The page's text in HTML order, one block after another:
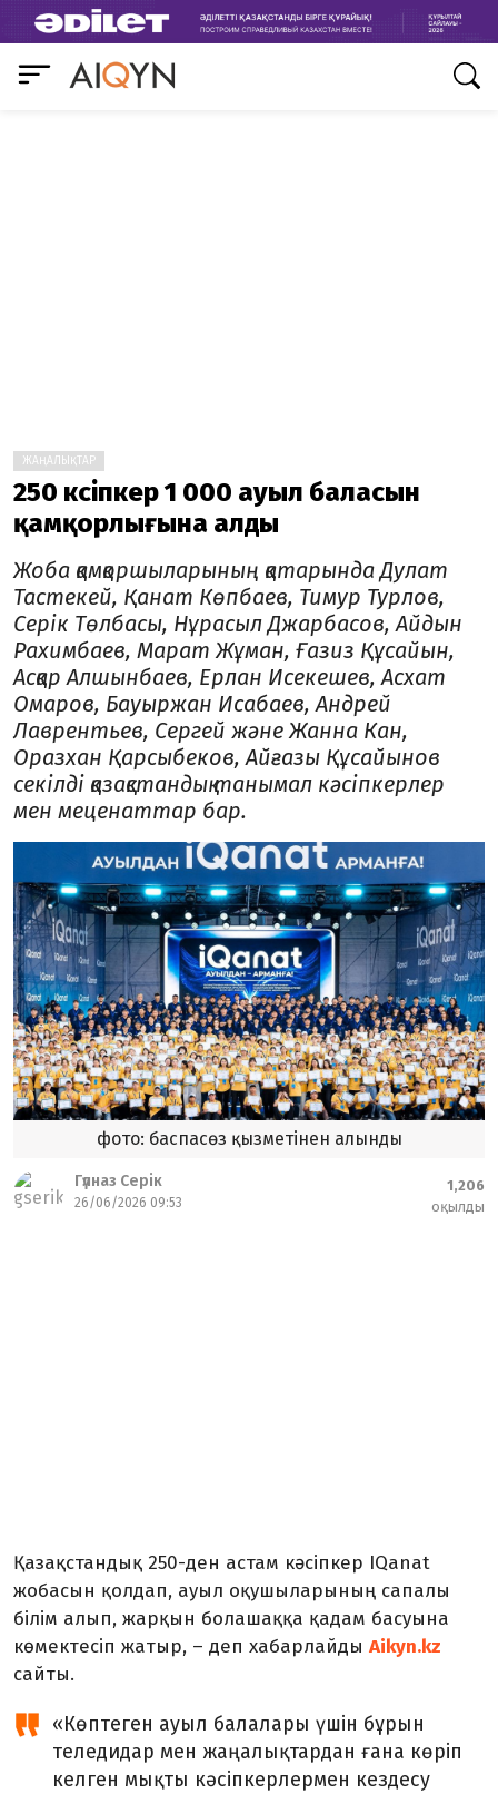
ЖАҢАЛЫҚТАР
250 кәсіпкер 1 000 ауыл баласын
қамқорлығына алды
Жоба қамқоршыларының қатарында Дулат
Тастекей, Қанат Көпбаев, Тимур Турлов,
Серік Төлбасы, Нұрасыл Джарбасов, Айдын
Рахимбаев, Марат Жұман, Ғазиз Құсайын,
Асқар Алшынбаев, Ерлан Исекешев, Асхат
Омаров, Бауыржан Исабаев, Андрей
Лаврентьев, Сергей және Жанна Кан,
Оразхан Қарсыбеков, Айғазы Құсайынов
секілді қазақстандық танымал кәсіпкерлер
мен меценаттар бар.
фото: баспасөз қызметінен алынды
Гүлназ Серік
26/06/2026 09:53
1,206
оқылды
Қазақстандық 250-ден астам кәсіпкер IQanat
жобасын қолдап, ауыл оқушыларының сапалы
білім алып, жарқын болашаққа қадам басуына
көмектесіп жатыр, – деп хабарлайды Aikyn.kz
cайты.
«Көптеген ауыл балалары үшін бұрын
теледидар мен жаңалықтардан ғана көріп
келген мықты кәсіпкерлермен кездесу